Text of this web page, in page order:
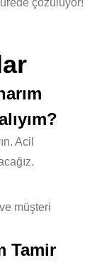
çözülüyor!
Acil
müşteri
Tamir